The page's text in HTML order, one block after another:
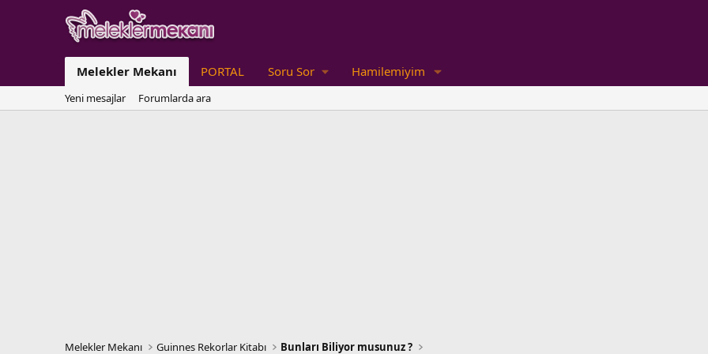
Melekler Mekanı PORTAL Soru Sor Hamilemiyim
Yeni mesajlar Forumlarda ara
Melekler Mekanı Guinnes Rekorlar Kitabı Bunları Biliyor musunuz ?